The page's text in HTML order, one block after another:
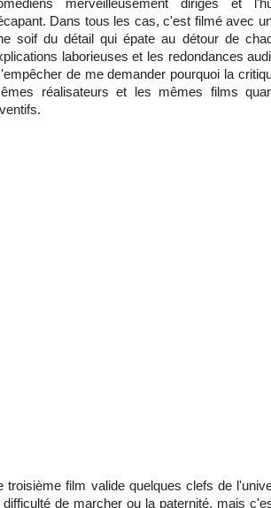
Dans tous les cas, c'est filmé avec
soif du détail qui épate au détour de
laborieuses et les redondances
de me demander pourquoi la
réalisateurs et les mêmes films
troisième film valide quelques clefs de
difficulté de marcher ou la paternité, mais